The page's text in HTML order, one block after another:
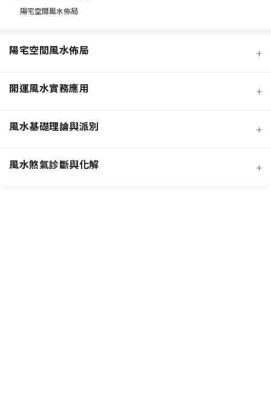
陽宅空間風水佈局
陽宅空間風水佈局 +
開運風水實務應用 +
風水基礎理論與派別 +
風水煞氣診斷與化解 +